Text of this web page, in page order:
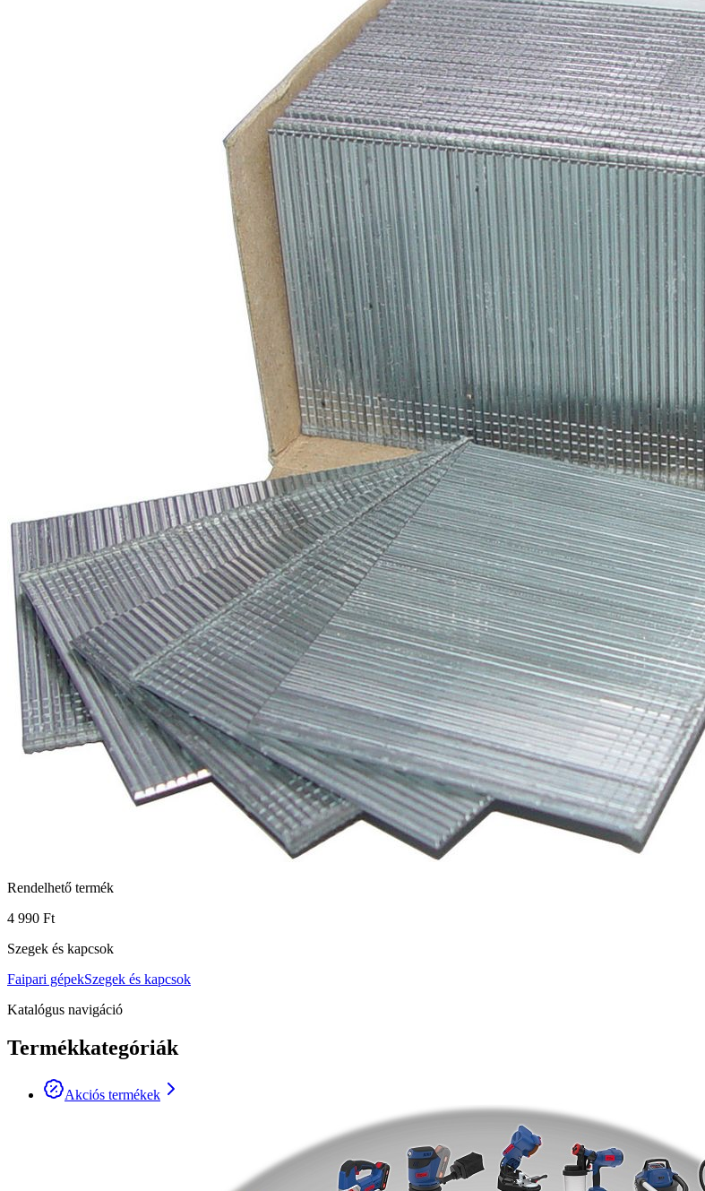
Rendelhető termék
4 990 Ft
Szegek és kapcsok
Faipari gépekSzegek és kapcsok
Katalógus navigáció
Termékkategóriák
Akciós termékek